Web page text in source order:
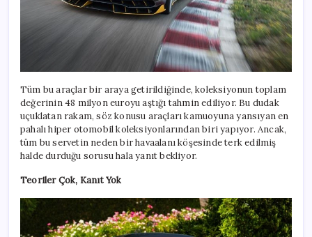
Tüm bu araçlar bir araya getirildiğinde, koleksiyonun toplam
değerinin 48 milyon euroyu aştığı tahmin ediliyor. Bu dudak
uçuklatan rakam, söz konusu araçları kamuoyuna yansıyan en
pahalı hiper otomobil koleksiyonlarından biri yapıyor. Ancak,
tüm bu servetin neden bir havaalanı köşesinde terk edilmiş
halde durduğu sorusu hala yanıt bekliyor.
Teoriler Çok, Kanıt Yok